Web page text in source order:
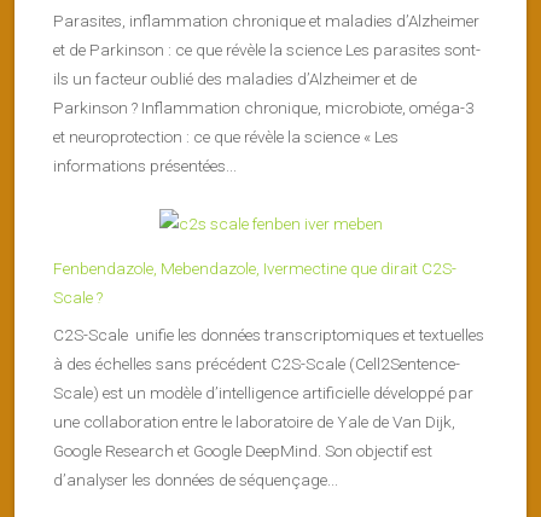
Parasites, inflammation chronique et maladies d’Alzheimer
et de Parkinson : ce que révèle la science Les parasites sont-
ils un facteur oublié des maladies d’Alzheimer et de
Parkinson ? Inflammation chronique, microbiote, oméga-3
et neuroprotection : ce que révèle la science « Les
informations présentées...
Fenbendazole, Mebendazole, Ivermectine que dirait C2S-
Scale ?
C2S-Scale unifie les données transcriptomiques et textuelles
à des échelles sans précédent C2S-Scale (Cell2Sentence-
Scale) est un modèle d’intelligence artificielle développé par
une collaboration entre le laboratoire de Yale de Van Dijk,
Google Research et Google DeepMind. Son objectif est
d’analyser les données de séquençage...